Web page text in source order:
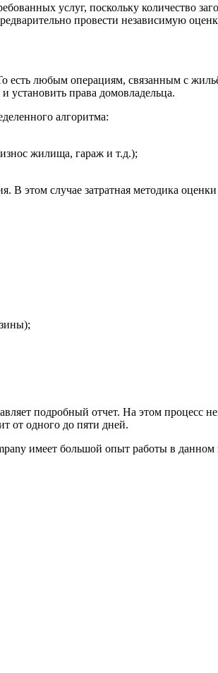
услуг, поскольку количество
провести независимую
есть любым операциям, связанным с
установить права домовладельца.
алгоритма:
жилища, гараж и т.д.);
этом случае затратная методика
подробный отчет. На этом процесс
от одного до пяти дней.
имеет большой опыт работы в